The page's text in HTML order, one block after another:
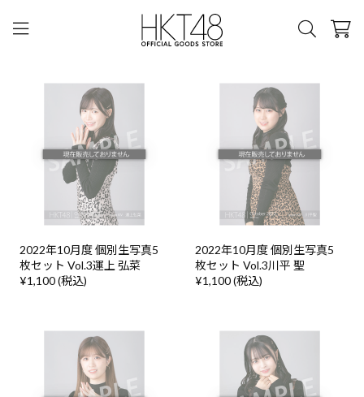
2022年10月度 個別生写真5
枚セット Vol.3運上 弘菜
¥1,100 (税込)
2022年10月度 個別生写真5
枚セット Vol.3川平 聖
¥1,100 (税込)